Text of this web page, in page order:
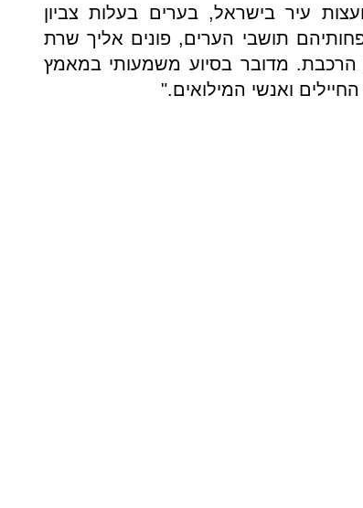
עיר בישראל, בערים בעלות צביון
תושבי הערים, פונים אליך שרת
מדובר בסיוע משמעותי במאמץ
ואנשי המילואים."